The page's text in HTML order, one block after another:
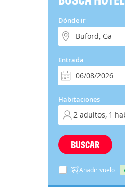
Dónde ir
Entrada
Habitaciones
BUSCAR
Añadir vuelo